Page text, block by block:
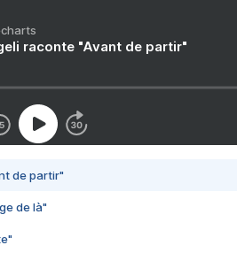
raconte "Avant de partir"
de partir"
de là"